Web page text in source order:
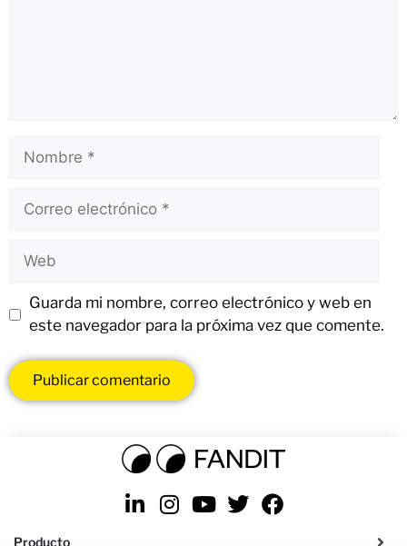
Guarda mi nombre, correo electrónico y web en
este navegador para la próxima vez que comente.
Producto